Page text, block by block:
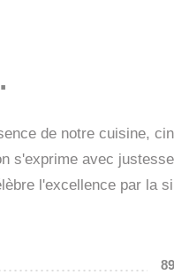
de notre cuisine,
s'exprime avec
l'excellence par la